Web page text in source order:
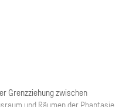
Grenzziehung zwischen
und Räumen der Phantasie